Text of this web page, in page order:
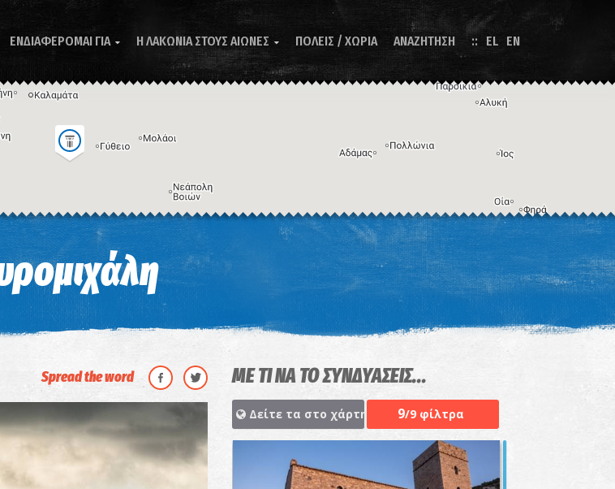
ΕΝΔΙΑΦΕΡΟΜΑΙ ΓΙΑ  Η ΛΑΚΩΝΙΑ ΣΤΟΥΣ ΑΙΩΝΕΣ  ΠΟΛΕΙΣ / ΧΩΡΙΑ ΑΝΑΖΗΤΗΣΗ EL EN
Συντομεύσεις πληκτρολογίου Η εικόνα ενδέχεται να υπόκειται σε πνευματικά δικαιώματα Όροι
Spread the word ΜΕ ΤΙ ΝΑ ΤΟ ΣΥΝΔΥΑΣΕΙΣ...
Δείτε τα στο χάρτη 9/9 φίλτρα